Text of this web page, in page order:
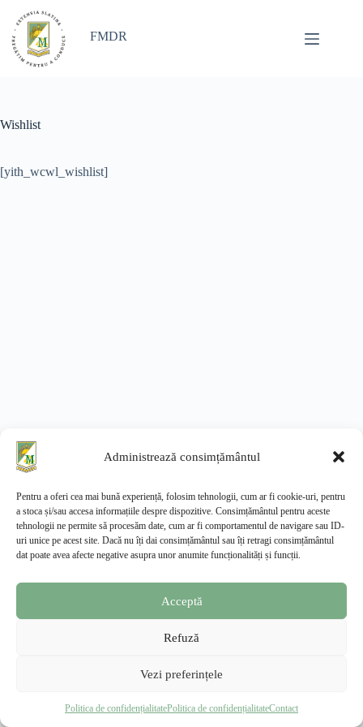
Administrează consimțământul
Pentru a oferi cea mai bună experiență, folosim tehnologii, cum ar fi cookie-uri, pentru
a stoca și/sau accesa informațiile despre dispozitive. Consimțământul pentru aceste
tehnologii ne permite să procesăm date, cum ar fi comportamentul de navigare sau ID-
uri unice pe acest site. Dacă nu îți dai consimțământul sau îți retragi consimțământul
dat poate avea afecte negative asupra unor anumite funcționalități și funcții.
Acceptă
Refuză
Vezi preferințele
Politica de confidențialitatePolitica de confidențialitateContact
conținut
FMDR
Wishlist
[yith_wcwl_wishlist]
Extensia Slatina, USAMV București